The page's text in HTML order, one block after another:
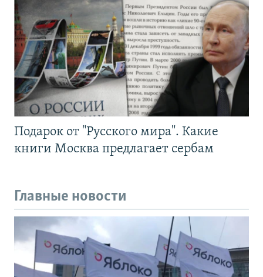
Подарок от "Русского мира". Какие
книги Москва предлагает сербам
Главные новости